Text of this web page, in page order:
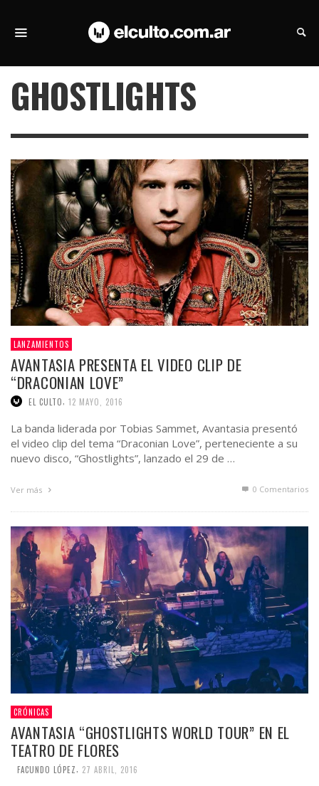
GHOSTLIGHTS
LANZAMIENTOS
AVANTASIA PRESENTA EL VIDEO CLIP DE
“DRACONIAN LOVE”
EL CULTO 12 MAYO, 2016
La banda liderada por Tobias Sammet, Avantasia presentó
el video clip del tema “Draconian Love”, perteneciente a su
nuevo disco, “Ghostlights”, lanzado el 29 de …
Ver más 0 Comentarios
CRÓNICAS
AVANTASIA “GHOSTLIGHTS WORLD TOUR” EN EL
TEATRO DE FLORES
FACUNDO LÓPEZ 27 ABRIL, 2016